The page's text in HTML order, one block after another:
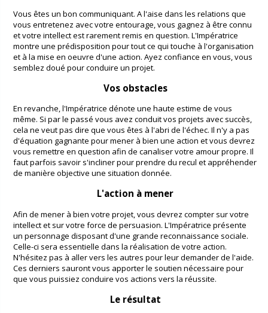
Vous êtes un bon communiquant. A l'aise dans les relations que
vous entretenez avec votre entourage, vous gagnez à être connu
et votre intellect est rarement remis en question. L'Impératrice
montre une prédisposition pour tout ce qui touche à l'organisation
et à la mise en oeuvre d'une action. Ayez confiance en vous, vous
semblez doué pour conduire un projet.
Vos obstacles
En revanche, l'Impératrice dénote une haute estime de vous
même. Si par le passé vous avez conduit vos projets avec succès,
cela ne veut pas dire que vous êtes à l'abri de l'échec. Il n'y a pas
d'équation gagnante pour mener à bien une action et vous devrez
vous remettre en question afin de canaliser votre amour propre. Il
faut parfois savoir s'incliner pour prendre du recul et appréhender
de manière objective une situation donnée.
L'action à mener
Afin de mener à bien votre projet, vous devrez compter sur votre
intellect et sur votre force de persuasion. L'Impératrice présente
un personnage disposant d'une grande reconnaissance sociale.
Celle-ci sera essentielle dans la réalisation de votre action.
N'hésitez pas à aller vers les autres pour leur demander de l'aide.
Ces derniers sauront vous apporter le soutien nécessaire pour
que vous puissiez conduire vos actions vers la réussite.
Le résultat